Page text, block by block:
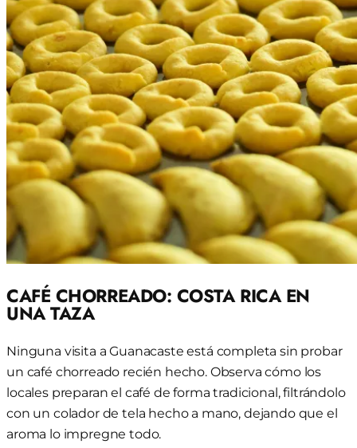
CAFÉ CHORREADO: COSTA RICA EN
UNA TAZA
Ninguna visita a Guanacaste está completa sin probar
un café chorreado recién hecho. Observa cómo los
locales preparan el café de forma tradicional, filtrándolo
con un colador de tela hecho a mano, dejando que el
aroma lo impregne todo.